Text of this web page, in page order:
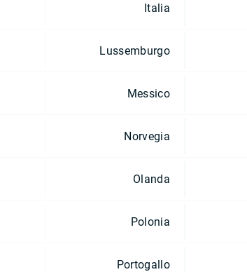
Italia
Lussemburgo
Messico
Norvegia
Olanda
Polonia
Portogallo